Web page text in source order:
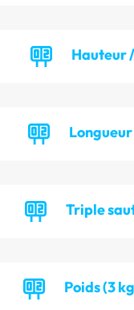
Hauteur
Longueur
Triple
Poids (3